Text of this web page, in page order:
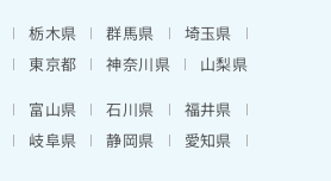
栃木県 群馬県
埼玉県
東京都 神奈川県
山梨県
富山県 石川県
福井県
岐阜県 静岡県
愛知県